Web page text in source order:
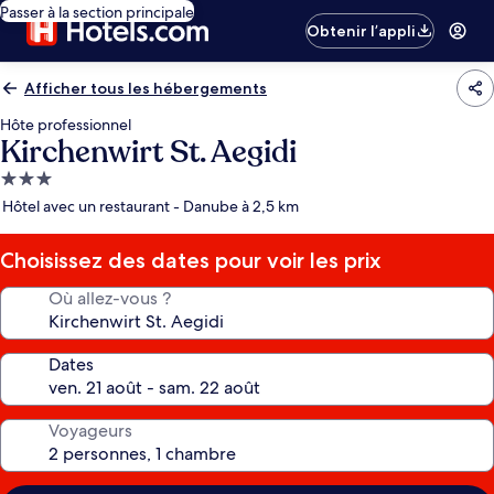
Passer à la section principale
Obtenir l’appli
Afficher tous les hébergements
Hôte professionnel
Kirchenwirt St. Aegidi
Hébergement
3.0 étoiles
Hôtel avec un restaurant - Danube à 2,5 km
Choisissez des dates pour voir les prix
Où allez-vous ?
Dates
Voyageurs